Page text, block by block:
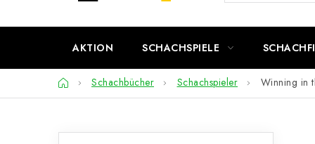
AKTION SCHACHSPIELE
StartseiteSchachbücher Schachspieler Winning in